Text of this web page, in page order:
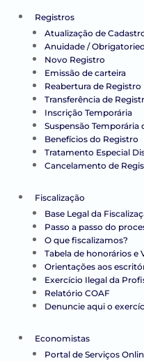
Registros
Atualização de
Anuidade /
Novo Registro
Emissão de carteira
Reabertura de Registro
Transferência de
Inscrição Temporária
Suspensão Temporária
Benefícios do Registro
Tratamento Especial
Cancelamento de
Fiscalização
Base Legal da
Passo a passo do
O que fiscalizamos?
Tabela de honorários e
Orientações aos
Exercício Ilegal da
Relatório COAF
Denuncie aqui o
Economistas
Portal de Serviços